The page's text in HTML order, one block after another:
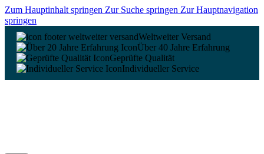
Zum Hauptinhalt springen Zur Suche springen Zur Hauptnavigation
springen
Weltweiter Versand
Über 40 Jahre Erfahrung
Geprüfte Qualität
Individueller Service